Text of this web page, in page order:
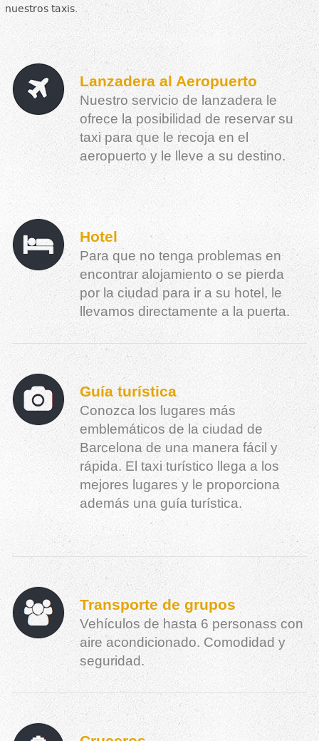
nuestros taxis.
Lanzadera al Aeropuerto
Nuestro servicio de lanzadera le
ofrece la posibilidad de reservar su
taxi para que le recoja en el
aeropuerto y le lleve a su destino.
Hotel
Para que no tenga problemas en
encontrar alojamiento o se pierda
por la ciudad para ir a su hotel, le
llevamos directamente a la puerta.
Guía turística
Conozca los lugares más
emblemáticos de la ciudad de
Barcelona de una manera fácil y
rápida. El taxi turístico llega a los
mejores lugares y le proporciona
además una guía turística.
Transporte de grupos
Vehículos de hasta 6 personass con
aire acondicionado. Comodidad y
seguridad.